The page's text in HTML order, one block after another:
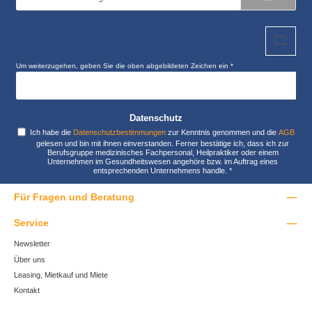
Um weiterzugehen, geben Sie die oben abgebildeten Zeichen ein*
Datenschutz
Ich habe die Datenschutzbestimmungen zur Kenntnis genommen und dieAGB
gelesen und bin mit ihnen einverstanden. Ferner bestätige ich, dass ich zur
Berufsgruppe medizinisches Fachpersonal, Heilpraktiker oder einem
Unternehmen im Gesundheitswesen angehöre bzw. im Auftrag eines
entsprechenden Unternehmens handle.*
Für Fragen und Beratung
Service
Newsletter
Über uns
Leasing, Mietkauf und Miete
Kontakt